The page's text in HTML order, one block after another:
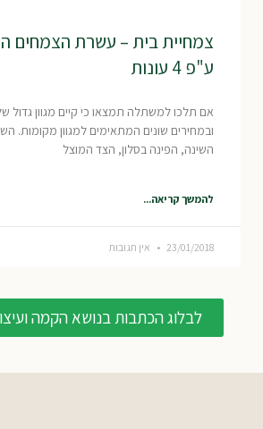
צמחיית בית – עשרת הצמחים
ע"פ 4 עונות
אם תלכו למשתלה תמצאו כי קיים מגוון גדול
ובמחירים שונים המתאימים למגוון מקומות.
השינה, הפינה בסלון, הצד המוצל
להמשך קריאה...
23/01/2018 אין תגובות
לבלוג הכתבות בנושא הקמה